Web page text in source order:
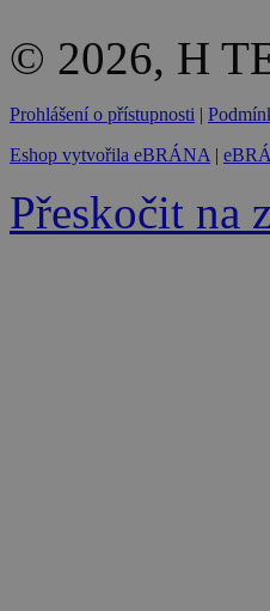
© 2026, H
Prohlášení o přístupnosti |
Eshop vytvořila eBRÁNA |
Přeskočit na